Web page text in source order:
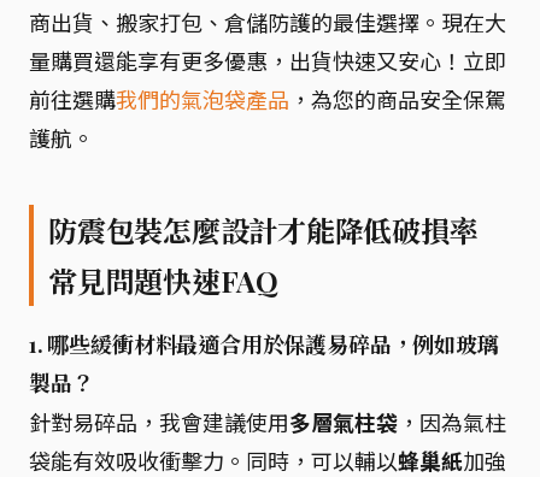
商出貨、搬家打包、倉儲防護的最佳選擇。現在大
量購買還能享有更多優惠，出貨快速又安心！立即
前往選購我們的氣泡袋產品 ，為您的商品安全保駕
護航。
防震包裝怎麼設計才能降低破損率
常見問題快速FAQ
1. 哪些緩衝材料最適合用於保護易碎品，例如玻璃
製品？
針對易碎品，我會建議使用多層氣柱袋 ，因為氣柱
袋能有效吸收衝擊力。同時，可以輔以蜂巢紙加強